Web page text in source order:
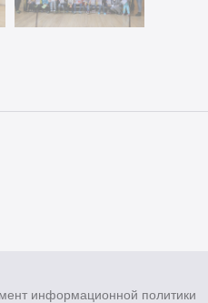
информационной политики